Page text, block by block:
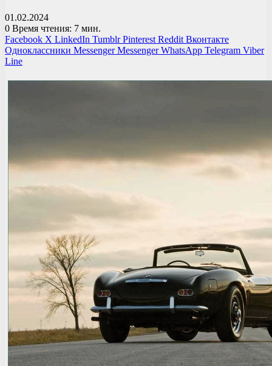
01.02.2024
0 Время чтения: 7 мин.
Facebook X LinkedIn Tumblr Pinterest Reddit Вконтакте
Одноклассники Messenger Messenger WhatsApp Telegram Viber
Line